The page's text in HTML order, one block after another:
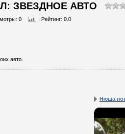
ЗВЕЗДНОЕ АВТО
: 0 Рейтинг: 0.0
авто.
Нюша